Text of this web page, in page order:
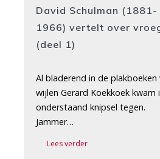
David Schulman (1881-
1966) vertelt over
(deel 1)
Al bladerend in de plakboeken
wijlen Gerard Koekkoek kwam
onderstaand knipsel tegen.
Jammer…
Lees verder